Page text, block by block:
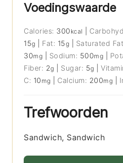
Voedingswaarde
Calories: 300 kcal
15g Fat: 15g Saturated
30mg Sodium: 500mg
Fiber: 2g Sugar: 5g |
C: 10 mg Calcium: 200mg
Trefwoorden
Sandwich, Sandwich